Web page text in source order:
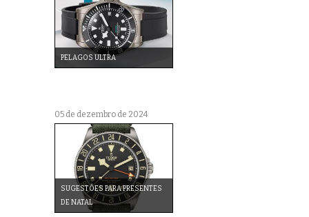
PELAGOS ULTRA
05 de dezembro de 2024
SUGESTÕES PARA PRESENTES
DE NATAL